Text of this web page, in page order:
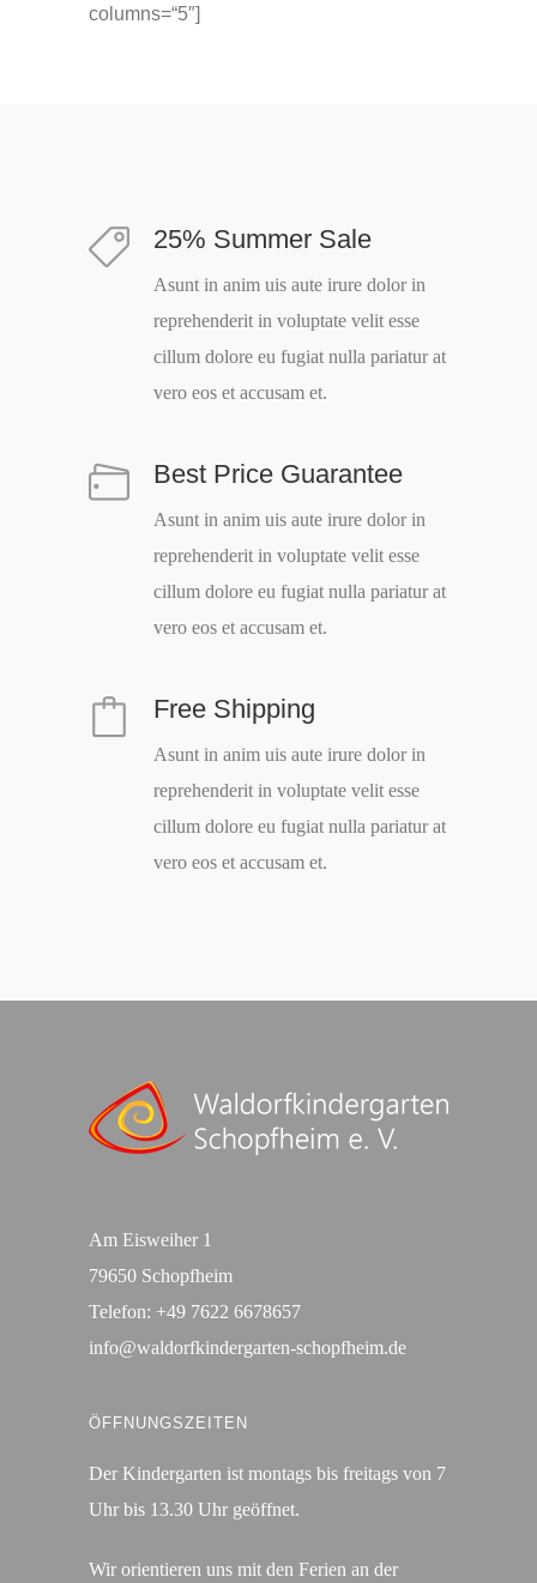
columns=“5″]
25% Summer Sale
Asunt in anim uis aute irure dolor in
reprehenderit in voluptate velit esse
cillum dolore eu fugiat nulla pariatur at
vero eos et accusam et.
Best Price Guarantee
Asunt in anim uis aute irure dolor in
reprehenderit in voluptate velit esse
cillum dolore eu fugiat nulla pariatur at
vero eos et accusam et.
Free Shipping
Asunt in anim uis aute irure dolor in
reprehenderit in voluptate velit esse
cillum dolore eu fugiat nulla pariatur at
vero eos et accusam et.
Am Eisweiher 1
79650 Schopfheim
Telefon: +49 7622 6678657
info@waldorfkindergarten-schopfheim.de
ÖFFNUNGSZEITEN
Der Kindergarten ist montags bis freitags von 7
Uhr bis 13.30 Uhr geöffnet.
Wir orientieren uns mit den Ferien an der